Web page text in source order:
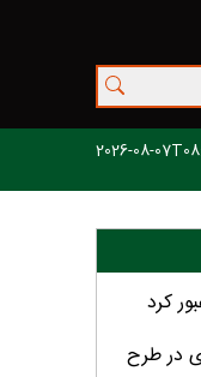
2026-08-
در طرح